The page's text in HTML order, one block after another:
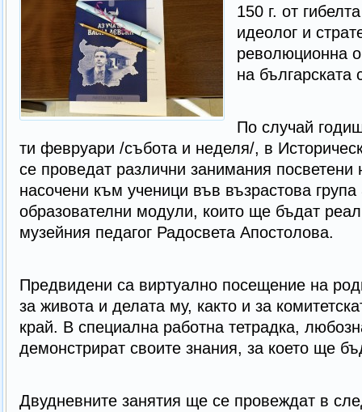
150 г. от
идеолог и
революционна
на българската
По случай
ти февруари /събота и неделя/, в
се проведат различни занимания посветени
насочени към ученици във възрастова
образователни модули, които ще бъдат
музейния педагог Радосвета Апостолова.
Предвидени са виртуално посещение на
за живота и делата му, както и за
край. В специална работна тетрадка,
демонстрират своите знания, за което ще
Двудневните занятия ще се провеждат в